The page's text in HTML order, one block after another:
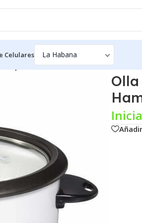
Celulares
tapa de vidrio de 16 tazas Hamilton